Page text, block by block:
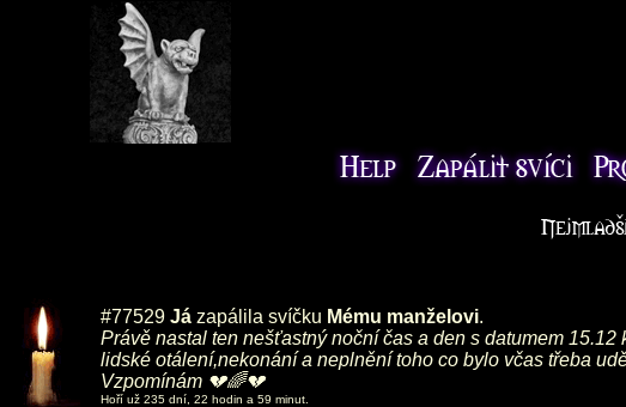
#77529 Já zapálila svíčku Mému manželovi.
Právě nastal ten nešťastný noční čas a den s datumem
lidské otálení,nekonání a neplnění toho co bylo včas třeba
Vzpomínám 💔🌈💔
Hoří už 235 dní, 22 hodin a 59 minut.